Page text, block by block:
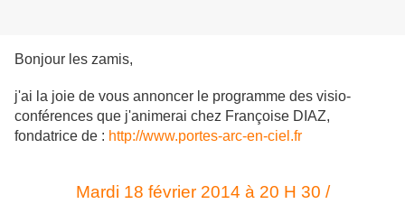
Bonjour les zamis,
j'ai la joie de vous annoncer le programme des visio-
conférences que j'animerai chez Françoise DIAZ,
fondatrice de : http://www.portes-arc-en-ciel.fr
Mardi 18 février 2014 à 20 H 30 /